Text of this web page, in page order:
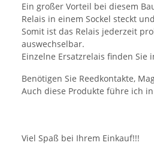
Ein großer Vorteil bei diesem
Relais in einem Sockel steckt
Somit ist das Relais jederzeit
auswechselbar.
Einzelne Ersatzrelais finden Sie
Benötigen Sie Reedkontakte,
Auch diese Produkte führe ich
Viel Spaß bei Ihrem Einkauf!!!